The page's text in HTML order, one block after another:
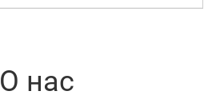
О нас